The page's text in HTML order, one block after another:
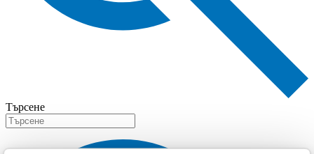
Търсене